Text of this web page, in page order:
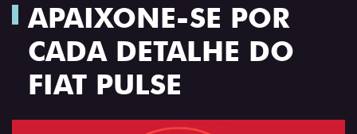
APAIXONE-SE POR
CADA DETALHE DO
FIAT PULSE